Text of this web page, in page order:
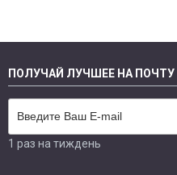
ПОЛУЧАЙ ЛУЧШЕЕ НА ПОЧТУ
1 раз на тиждень